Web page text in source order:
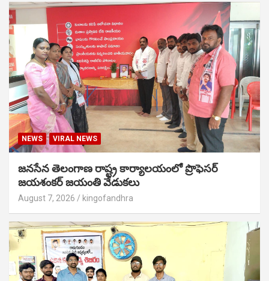
NEWS VIRAL NEWS
జనసేన తెలంగాణ రాష్ట్ర కార్యాలయంలో ప్రొఫెసర్
జయశంకర్ జయంతి వేడుకలు
August 7, 2026 kingofandhra